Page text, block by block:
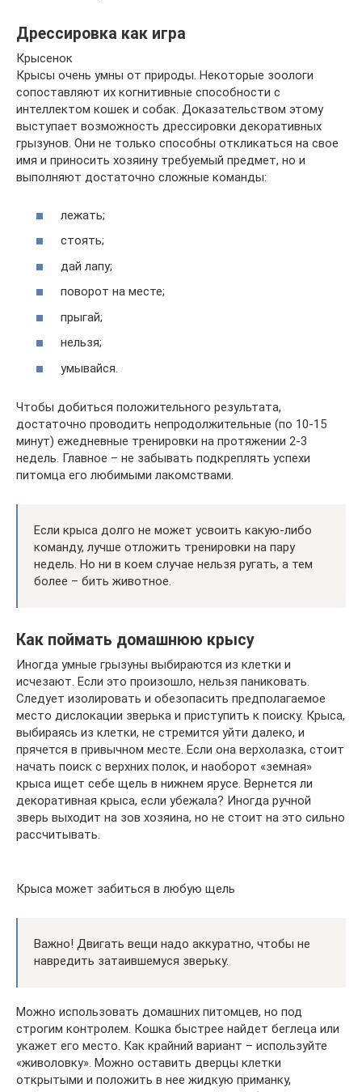
Дрессировка как игра
Крысенок
Крысы очень умны от природы. Некоторые зоологи
сопоставляют их когнитивные способности с
интеллектом кошек и собак. Доказательством этому
выступает возможность дрессировки декоративных
грызунов. Они не только способны откликаться на свое
имя и приносить хозяину требуемый предмет, но и
выполняют достаточно сложные команды:
лежать;
стоять;
дай лапу;
поворот на месте;
прыгай;
нельзя;
умывайся.
Чтобы добиться положительного результата,
достаточно проводить непродолжительные (по 10-15
минут) ежедневные тренировки на протяжении 2-3
недель. Главное – не забывать подкреплять успехи
питомца его любимыми лакомствами.
Если крыса долго не может усвоить какую-либо
команду, лучше отложить тренировки на пару
недель. Но ни в коем случае нельзя ругать, а тем
более – бить животное.
Как поймать домашнюю крысу
Иногда умные грызуны выбираются из клетки и
исчезают. Если это произошло, нельзя паниковать.
Следует изолировать и обезопасить предполагаемое
место дислокации зверька и приступить к поиску. Крыса,
выбираясь из клетки, не стремится уйти далеко, и
прячется в привычном месте. Если она верхолазка, стоит
начать поиск с верхних полок, и наоборот «земная»
крыса ищет себе щель в нижнем ярусе. Вернется ли
декоративная крыса, если убежала? Иногда ручной
зверь выходит на зов хозяина, но не стоит на это сильно
рассчитывать.
Крыса может забиться в любую щель
Важно! Двигать вещи надо аккуратно, чтобы не
навредить затаившемуся зверьку.
Можно использовать домашних питомцев, но под
строгим контролем. Кошка быстрее найдет беглеца или
укажет его место. Как крайний вариант – используйте
«живоловку». Можно оставить дверцы клетки
открытыми и положить в нее жидкую приманку,